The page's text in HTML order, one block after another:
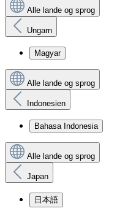
Alle lande og sprog
Ungarn
Magyar
Alle lande og sprog
Indonesien
Bahasa Indonesia
Alle lande og sprog
Japan
日本語